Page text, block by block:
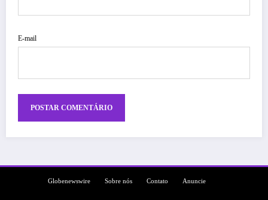
E-mail
Globenewswire Sobre nós Contato Anuncie